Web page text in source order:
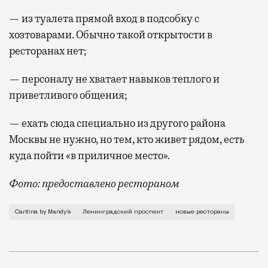
— из туалета прямой вход в подсобку с
хозтоварами. Обычно такой открытости в
ресторанах нет;
— персоналу не хватает навыков теплого и
приветливого общения;
— ехать сюда специально из другого района
Москвы не нужно, но тем, кто живет рядом, есть
куда пойти «в приличное место».
Фото: предоставлено рестораном
Cantina by Mandy’s (Ленинградский пр-т, 29,
Cantina by Mandy's Ленинградский проспект новые рестораны